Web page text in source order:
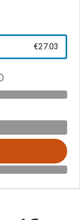
€27.03
Apri la finestra di